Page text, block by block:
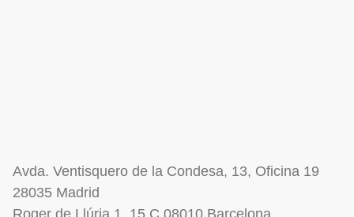
Avda. Ventisquero de la Condesa, 13, Oficina 19
28035 Madrid